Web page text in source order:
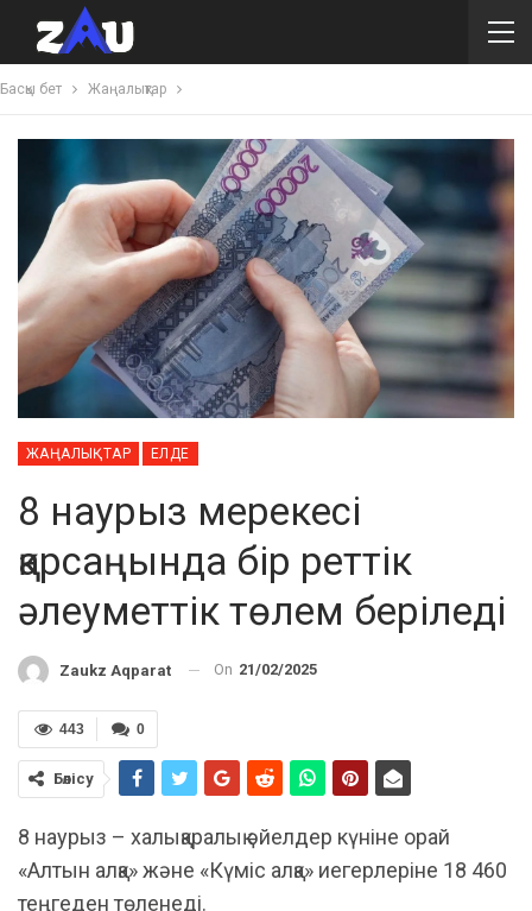
Басқы бет Жаңалықтар
ЖАҢАЛЫҚТАР ЕЛДЕ
8 наурыз мерекесі
қарсаңында бір реттік
әлеуметтік төлем беріледі
Zaukz Aqparat On 21/02/2025
0
443
Бөлісу
8 наурыз – халықаралық әйелдер күніне орай
«Алтын алқа» және «Күміс алқа» иегерлеріне 18 460
теңгеден төленеді.